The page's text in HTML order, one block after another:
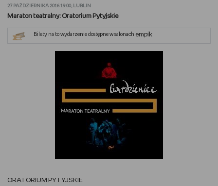
OGLĄDAM
PREZENTOWNIKI
27 PAŹDZIERNIKA 2016 19:00, LUBLIN
Maraton teatralny: Oratorium Pytyjskie
Bilety na to wydarzenie dostępne w salonach empik
ORATORIUM PYTYJSKIE